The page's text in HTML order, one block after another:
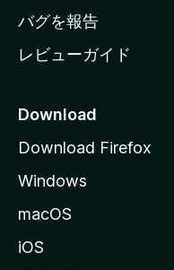
へ
バグを報告
レビューガイド
Download
Download Firefox
Windows
macOS
iOS